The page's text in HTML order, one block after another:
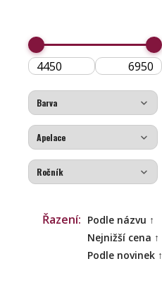
Řazení: Podle názvu ↑
Nejnižší cena ↑
Podle novinek ↑